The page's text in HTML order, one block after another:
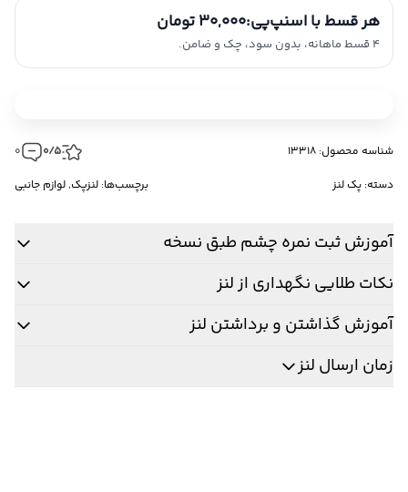
هر قسط با اسنپ‌پی:30,000 تومان
4 قسط ماهانه، بدون سود، چک و ضامن.
شناسه محصول: 13318 0/5
0
دسته: پک لنز برچسب‌ها: لنزپک,لوازم جانبی
آموزش ثبت نمره چشم طبق نسخه
نکات طلایی نگهداری از لنز
آموزش گذاشتن و برداشتن لنز
زمان ارسال لنز